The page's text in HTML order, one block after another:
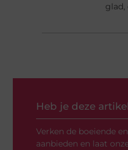
glad,
Heb je deze
Verken de boeiende
aanbieden en laat